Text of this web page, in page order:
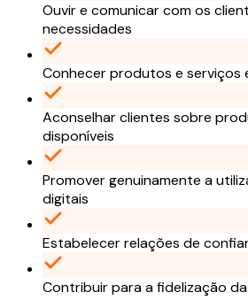
Ouvir e comunicar com os
necessidades
Conhecer produtos e serviços
Aconselhar clientes sobre
disponíveis
Promover genuinamente a
digitais
Estabelecer relações de
Contribuir para a fidelização